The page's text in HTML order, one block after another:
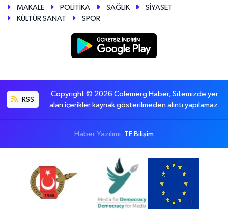
MAKALE
POLİTİKA SAĞLIK
SİYASET
KÜLTÜR SANAT
SPOR
RSS
Copyright © 2026 Colemerg Haber, Sitemizde yer
alan içerikler kaynak gösterilmeden alıntı yapılamaz.
Haber Yazılımı: TE Bilişim